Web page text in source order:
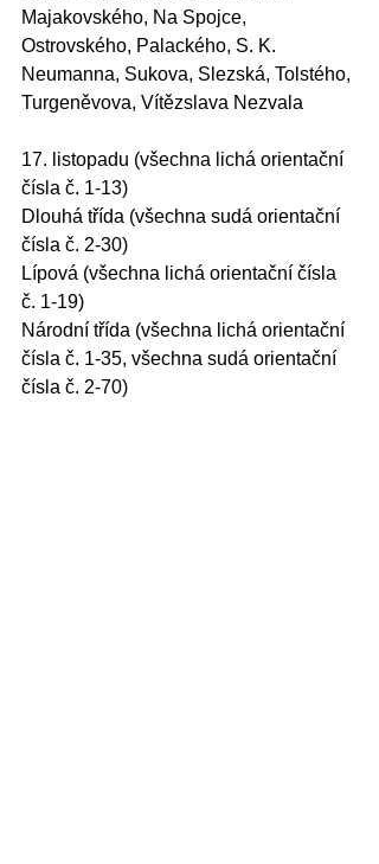
Majakovského, Na Spojce,
Ostrovského, Palackého, S. K.
Neumanna, Sukova, Slezská, Tolstého,
Turgeněvova, Vítězslava Nezvala
​17. listopadu (všechna lichá orientační
čísla č. 1-13)
Dlouhá třída (všechna sudá orientační
čísla č. 2-30)
Lípová (všechna lichá orientační čísla
č. 1-19)
Národní třída (všechna lichá orientační
čísla č. 1-35, všechna sudá orientační
čísla č. 2-70)